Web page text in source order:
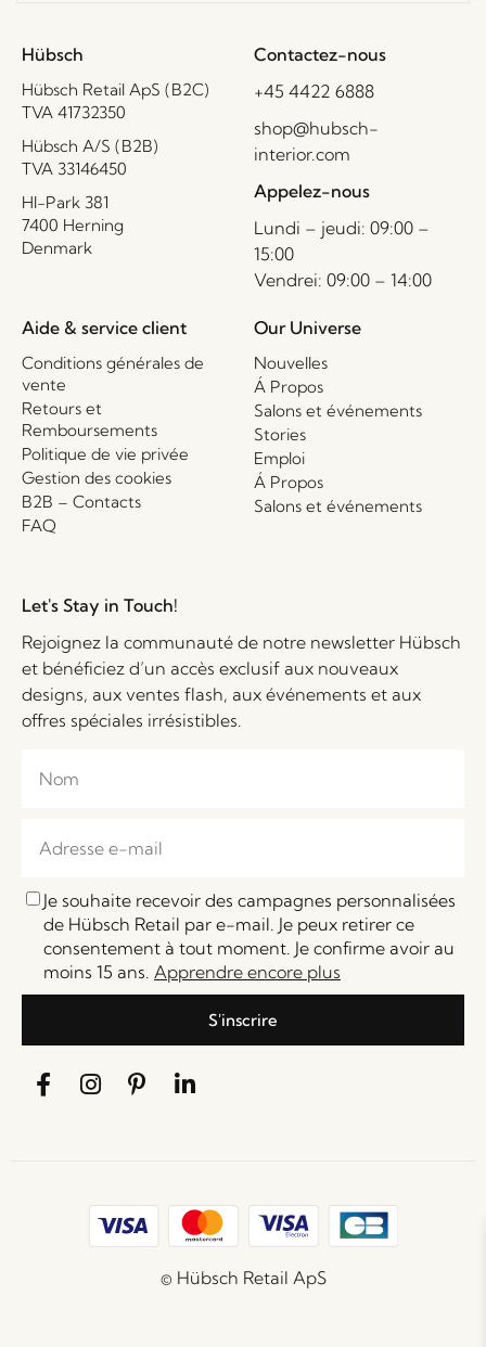
Hübsch
Hübsch Retail ApS (B2C)
TVA 41732350
Hübsch A/S (B2B)
TVA 33146450
HI-Park 381
7400 Herning
Denmark
Contactez-nous
+45 4422 6888
shop@hubsch-
interior.com
Appelez-nous
Lundi – jeudi: 09:00 –
15:00
Vendrei: 09:00 – 14:00
Aide & service client
Conditions générales de
vente
Retours et
Remboursements
Politique de vie privée
Gestion des cookies
B2B – Contacts
FAQ
Our Universe
Nouvelles
Á Propos
Salons et événements
Stories
Emploi
Á Propos
Salons et événements
Let's Stay in Touch!
Rejoignez la communauté de notre newsletter Hübsch
et bénéficiez d’un accès exclusif aux nouveaux
designs, aux ventes flash, aux événements et aux
offres spéciales irrésistibles.
Je souhaite recevoir des campagnes personnalisées
de Hübsch Retail par e-mail. Je peux retirer ce
consentement à tout moment. Je confirme avoir au
moins 15 ans. Apprendre encore plus
S'inscrire
© Hübsch Retail ApS